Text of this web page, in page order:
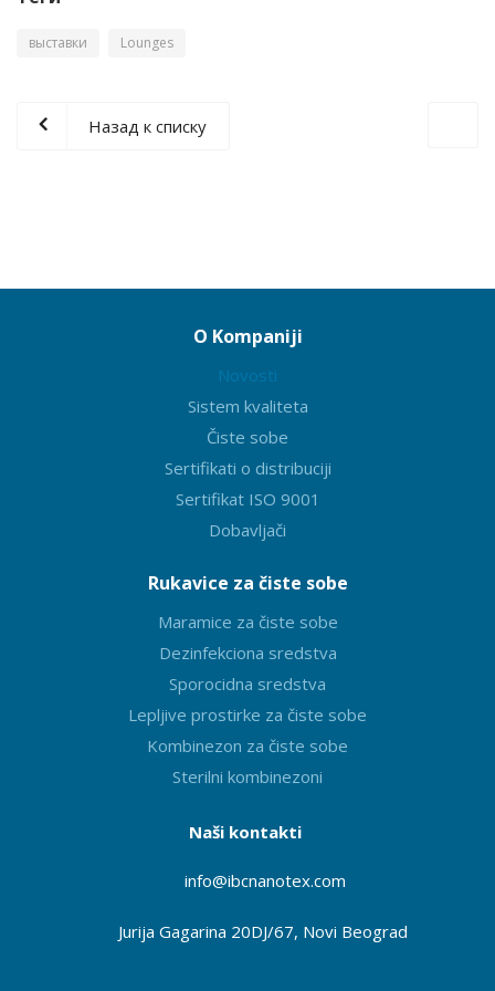
выставки Lounges
Назад к списку
O Kompaniji
Novosti
Sistem kvaliteta
Čiste sobe
Sertifikati o distribuciji
Sertifikat ISO 9001
Dobavljači
Rukavice za čiste sobe
Maramice za čiste sobe
Dezinfekciona sredstva
Sporocidna sredstva
Lepljive prostirke za čiste sobe
Kombinezon za čiste sobe
Sterilni kombinezoni
Naši kontakti
info@ibcnanotex.com
Jurija Gagarina 20DJ/67, Novi Beograd